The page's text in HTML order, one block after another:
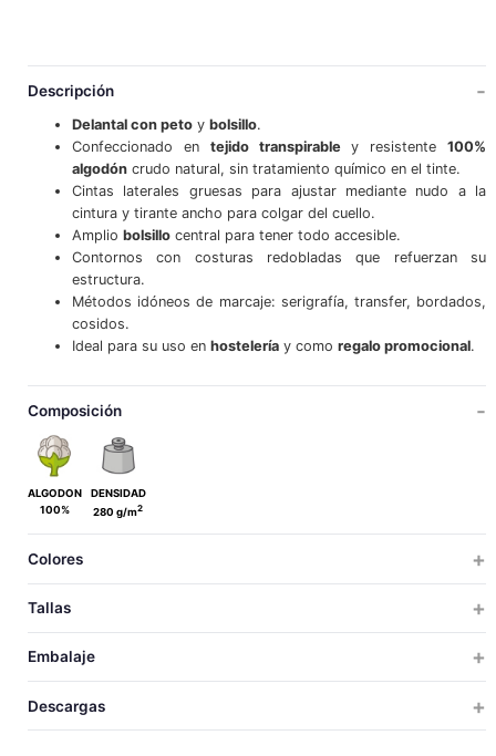
Descripción
Delantal con petoy bolsillo.
Confeccionado en tejido transpirabley resistente100%
algodóncrudo natural, sin tratamiento químico en el tinte.
Cintas laterales gruesas para ajustar mediante nudo a la
cintura y tirante ancho para colgar del cuello.
Amplio bolsillocentral para tener todo accesible.
Contornos con costuras redobladas que refuerzan su
estructura.
Métodos idóneos de marcaje: serigrafía, transfer, bordados,
cosidos.
Ideal para su uso en hosteleríay como regalo promocional.
Composición
ALGODON
100%
DENSIDAD
280 g/m2
Colores
Tallas
TALLAS ÚNICA
Embalaje
Descargas